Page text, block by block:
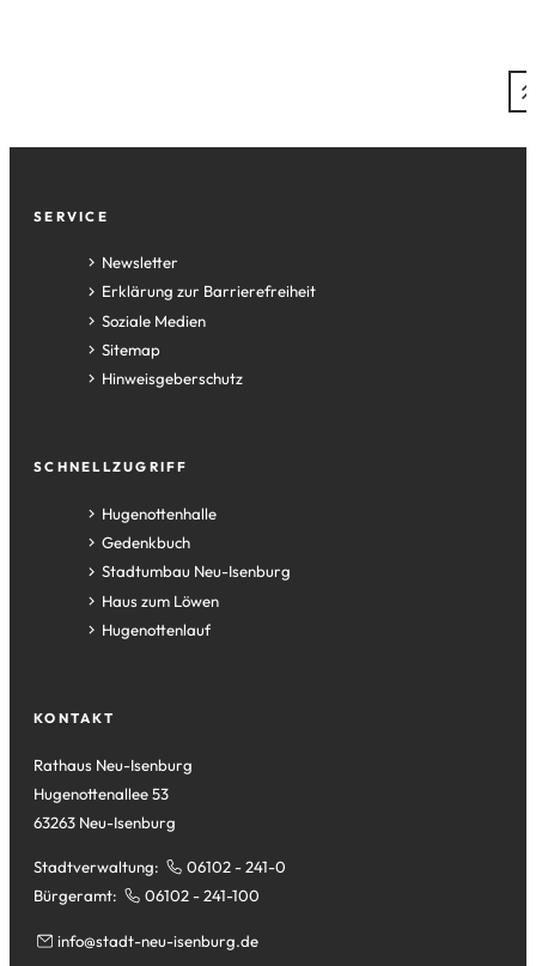
Fußzeile
SERVICE
Newsletter
Erklärung zur Barrierefreiheit
Soziale Medien
Sitemap
Hinweisgeberschutz
SCHNELLZUGRIFF
Hugenottenhalle
(Öffnet
in
einem
neuen
Tab)
Gedenkbuch
(Öffnet
in
einem
neuen
Stadtumbau Neu-Isenburg
(Öffnet
in
einem
Haus zum Löwen
(Öffnet
in
Tab)
Hugenottenlauf
(Öffnet
neuen
KONTAKT
Rathaus Neu-Isenburg
Hugenottenallee 53
63263 Neu-Isenburg
Stadtverwaltung:
06102 - 241-0
Bürgeramt:
06102 - 241-100
info stadt-neu-isenburg de